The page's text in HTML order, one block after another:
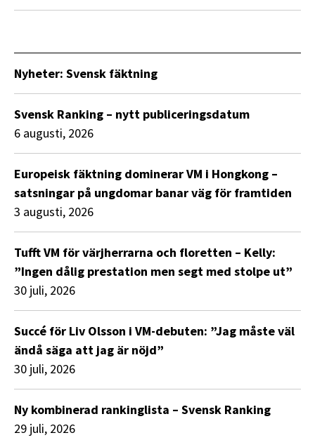
Nyheter: Svensk fäktning
Svensk Ranking – nytt publiceringsdatum
6 augusti, 2026
Europeisk fäktning dominerar VM i Hongkong –
satsningar på ungdomar banar väg för framtiden
3 augusti, 2026
Tufft VM för värjherrarna och floretten – Kelly:
”Ingen dålig prestation men segt med stolpe ut”
30 juli, 2026
Succé för Liv Olsson i VM-debuten: ”Jag måste väl
ändå säga att jag är nöjd”
30 juli, 2026
Ny kombinerad rankinglista – Svensk Ranking
29 juli, 2026